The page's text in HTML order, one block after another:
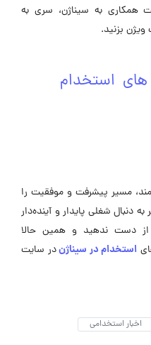
همکاری به سیناژن، سری به
بزنید.
استخدام
مسیر پیشرفت و موفقیت را
دنبال شغلی پایدار و آینده‌دار
دست ندهید و همین حالا
استخدام در سیناژندر سایت
اخبار استخدامی